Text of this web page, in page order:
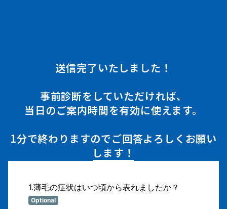
送信完了いたしました！
事前診断をしていただければ、
当日のご案内時間を有効に使えます。
1分で終わりますのでご回答よろしくお願い
します！